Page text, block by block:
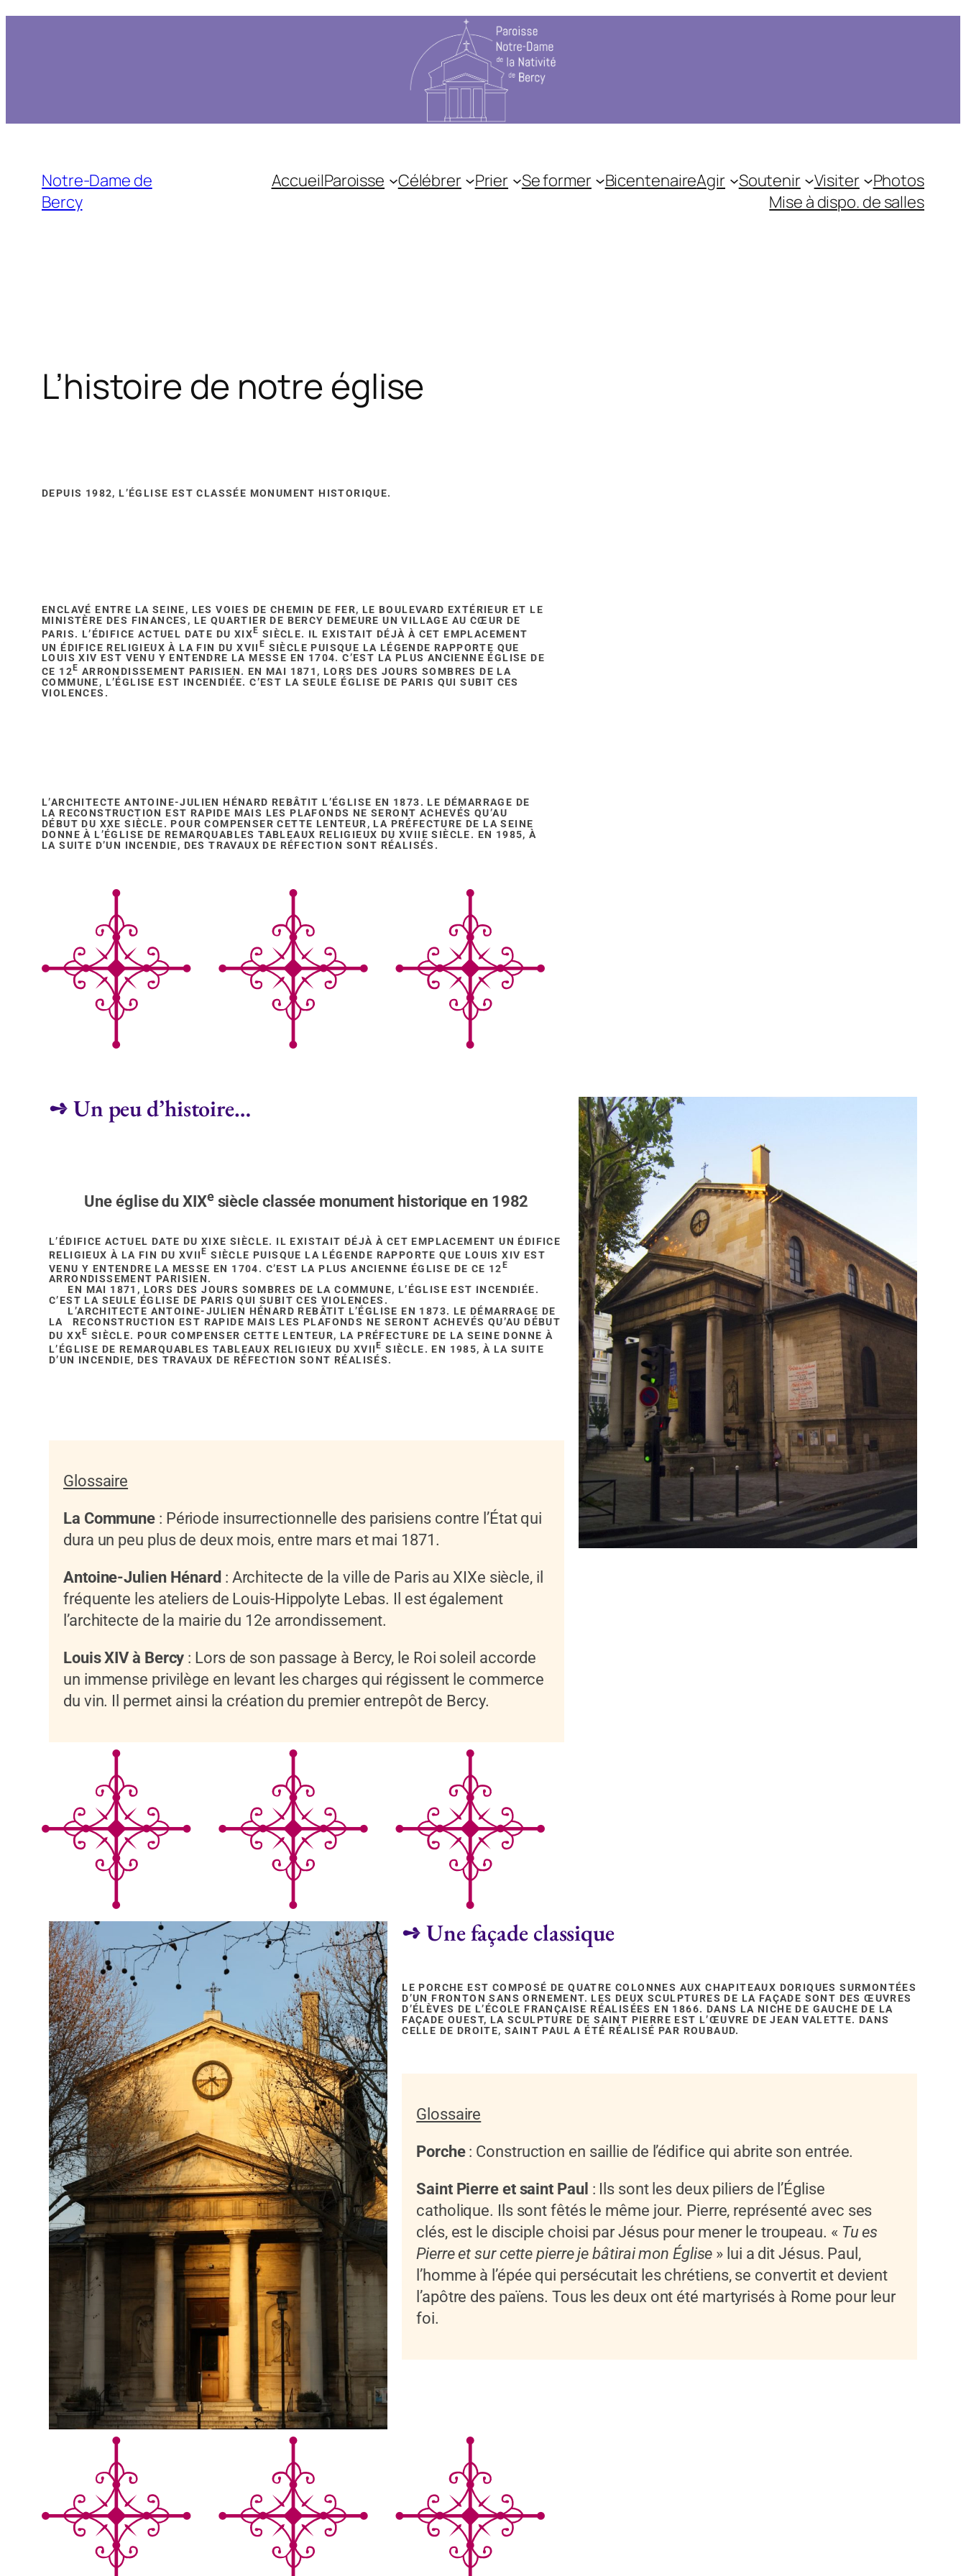
Notre-Dame de
Bercy
AccueilParoisse Célébrer Prier Se former BicentenaireAgir Soutenir Visiter
Photos
Mise à dispo. de salles
L’histoire de notre église
DEPUIS 1982, L’ÉGLISE EST CLASSÉE MONUMENT HISTORIQUE.
ENCLAVÉ ENTRE LA SEINE, LES VOIES DE CHEMIN DE FER, LE BOULEVARD EXTÉRIEUR ET LE
MINISTÈRE DES FINANCES, LE QUARTIER DE BERCY DEMEURE UN VILLAGE AU CŒUR DE
PARIS. L’ÉDIFICE ACTUEL DATE DU XIX E SIÈCLE. IL EXISTAIT DÉJÀ À CET EMPLACEMENT
UN ÉDIFICE RELIGIEUX À LA FIN DU XVII E SIÈCLE PUISQUE LA LÉGENDE RAPPORTE QUE
LOUIS XIV EST VENU Y ENTENDRE LA MESSE EN 1704. C’EST LA PLUS ANCIENNE ÉGLISE DE
CE 12 E ARRONDISSEMENT PARISIEN. EN MAI 1871, LORS DES JOURS SOMBRES DE LA
COMMUNE, L’ÉGLISE EST INCENDIÉE. C’EST LA SEULE ÉGLISE DE PARIS QUI SUBIT CES
VIOLENCES.
L’ARCHITECTE ANTOINE-JULIEN HÉNARD REBÂTIT L’ÉGLISE EN 1873. LE DÉMARRAGE DE
LA RECONSTRUCTION EST RAPIDE MAIS LES PLAFONDS NE SERONT ACHEVÉS QU’AU
DÉBUT DU XXE SIÈCLE. POUR COMPENSER CETTE LENTEUR, LA PRÉFECTURE DE LA SEINE
DONNE À L’ÉGLISE DE REMARQUABLES TABLEAUX RELIGIEUX DU XVIIE SIÈCLE. EN 1985, À
LA SUITE D’UN INCENDIE, DES TRAVAUX DE RÉFECTION SONT RÉALISÉS.
➺ Un peu d’histoire…
Une église du XIXesiècle classée monument historique en 1982
L’ÉDIFICE ACTUEL DATE DU XIXE SIÈCLE. IL EXISTAIT DÉJÀ À CET EMPLACEMENT UN ÉDIFICE
RELIGIEUX À LA FIN DU XVIIE SIÈCLE PUISQUE LA LÉGENDE RAPPORTE QUE LOUIS XIV EST
VENU Y ENTENDRE LA MESSE EN 1704. C’EST LA PLUS ANCIENNE ÉGLISE DE CE 12E
ARRONDISSEMENT PARISIEN.
EN MAI 1871, LORS DES JOURS SOMBRES DE LA COMMUNE, L’ÉGLISE EST INCENDIÉE.
C’EST LA SEULE ÉGLISE DE PARIS QUI SUBIT CES VIOLENCES.
L’ARCHITECTE ANTOINE-JULIEN HÉNARD REBÂTIT L’ÉGLISE EN 1873. LE DÉMARRAGE DE
LA RECONSTRUCTION EST RAPIDE MAIS LES PLAFONDS NE SERONT ACHEVÉS QU’AU DÉBUT
DU XX E SIÈCLE. POUR COMPENSER CETTE LENTEUR, LA PRÉFECTURE DE LA SEINE DONNE À
L’ÉGLISE DE REMARQUABLES TABLEAUX RELIGIEUX DU XVIIE SIÈCLE. EN 1985, À LA SUITE
D’UN INCENDIE, DES TRAVAUX DE RÉFECTION SONT RÉALISÉS.
Glossaire
La Commune : Période insurrectionnelle des parisiens contre l’État qui
dura un peu plus de deux mois, entre mars et mai 1871.
Antoine-Julien Hénard : Architecte de la ville de Paris au XIXe siècle, il
fréquente les ateliers de Louis-Hippolyte Lebas. Il est également
l’architecte de la mairie du 12e arrondissement.
Louis XIV à Bercy : Lors de son passage à Bercy, le Roi soleil accorde
un immense privilège en levant les charges qui régissent le commerce
du vin. Il permet ainsi la création du premier entrepôt de Bercy.
➺ Une façade classique
LE PORCHE EST COMPOSÉ DE QUATRE COLONNES AUX CHAPITEAUX DORIQUES SURMONTÉES
D’UN FRONTON SANS ORNEMENT. LES DEUX SCULPTURES DE LA FAÇADE SONT DES ŒUVRES
D’ÉLÈVES DE L’ÉCOLE FRANÇAISE RÉALISÉES EN 1866. DANS LA NICHE DE GAUCHE DE LA
FAÇADE OUEST, LA SCULPTURE DE SAINT PIERRE EST L’ŒUVRE DE JEAN VALETTE. DANS
CELLE DE DROITE, SAINT PAUL A ÉTÉ RÉALISÉ PAR ROUBAUD.
Glossaire
Porche: Construction en saillie de l’édifice qui abrite son entrée.
Saint Pierre et saint Paul : Ils sont les deux piliers de l’Église
catholique. Ils sont fêtés le même jour. Pierre, représenté avec ses
clés, est le disciple choisi par Jésus pour mener le troupeau. « Tu es
Pierre et sur cette pierre je bâtirai mon Église » lui a dit Jésus. Paul,
l’homme à l’épée qui persécutait les chrétiens, se convertit et devient
l’apôtre des païens. Tous les deux ont été martyrisés à Rome pour leur
foi.